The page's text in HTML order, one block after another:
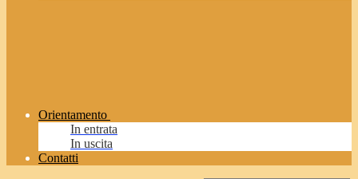
Orientamento
In entrata
In uscita
Contatti